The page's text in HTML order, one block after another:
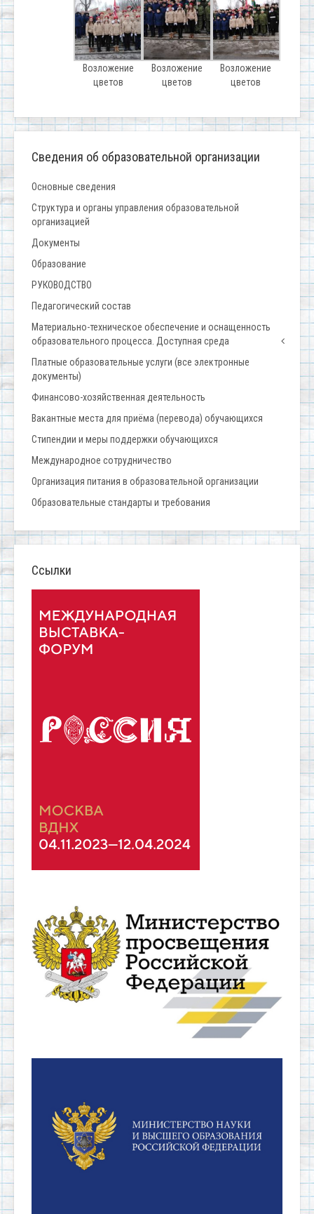
Возложение
цветов
Возложение
цветов
Возложение
цветов
Сведения об образовательной организации
Основные сведения
Структура и органы управления образовательной
организацией
Документы
Образование
РУКОВОДСТВО
Педагогический состав
Материально-техническое обеспечение и оснащенность
образовательного процесса. Доступная среда
Платные образовательные услуги (все электронные
документы)
Финансово-хозяйственная деятельность
Вакантные места для приёма (перевода) обучающихся
Стипендии и меры поддержки обучающихся
Международное сотрудничество
Организация питания в образовательной организации
Образовательные стандарты и требования
Ссылки